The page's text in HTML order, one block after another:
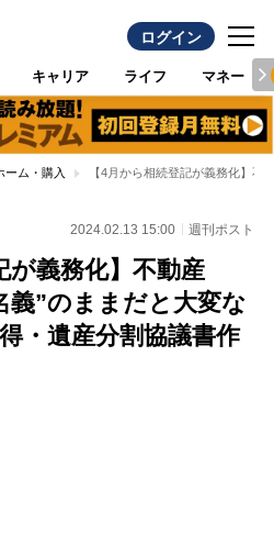
ログイン
キャリア ライフ マネー
ーム・購入 【4月から相続登記が義務化】
2024.02.13 15:00 週刊ポスト
が義務化】不動産
義”のままだと大変な
・遺産分割協議書作